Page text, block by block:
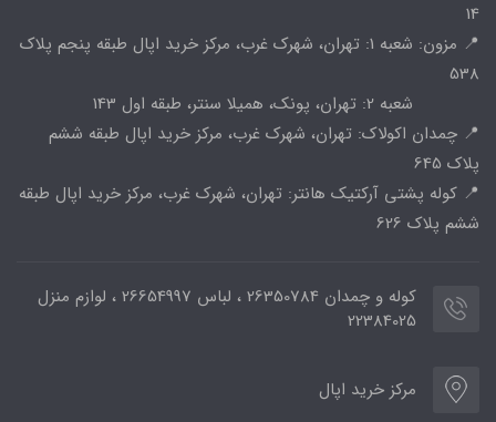
14
📍 مزون: شعبه 1: تهران، شهرک غرب، مرکز خرید اپال طبقه پنجم پلاک
538
شعبه 2: تهران، پونک، همیلا سنتر، طبقه اول 143
📍 چمدان اکولاک: تهران، شهرک غرب، مرکز خرید اپال طبقه ششم
پلاک 645
📍 کوله پشتی آرکتیک هانتر: تهران، شهرک غرب، مرکز خرید اپال طبقه
ششم پلاک 626
کوله و چمدان 26350784 ، لباس 26654997 ، لوازم منزل
22384025
مرکز خرید اپال